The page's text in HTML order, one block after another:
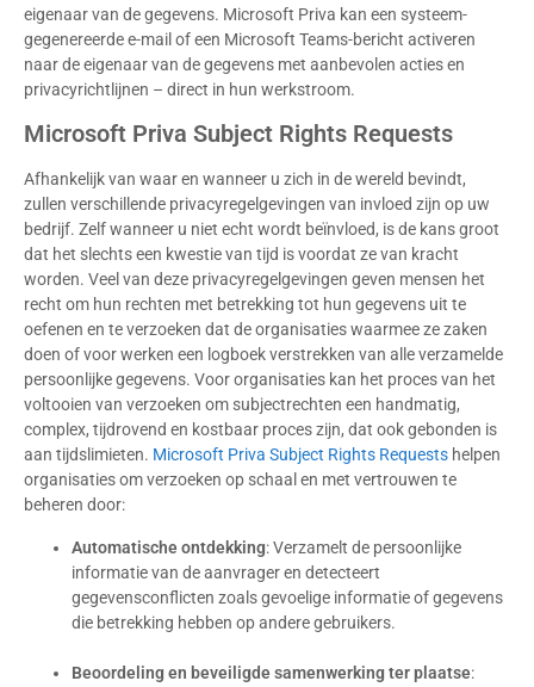
eigenaar van de gegevens. Microsoft Priva kan een systeem-
gegenereerde e-mail of een Microsoft Teams-bericht activeren
naar de eigenaar van de gegevens met aanbevolen acties en
privacyrichtlijnen – direct in hun werkstroom.
Microsoft Priva Subject Rights Requests
Afhankelijk van waar en wanneer u zich in de wereld bevindt,
zullen verschillende privacyregelgevingen van invloed zijn op uw
bedrijf. Zelf wanneer u niet echt wordt beïnvloed, is de kans groot
dat het slechts een kwestie van tijd is voordat ze van kracht
worden. Veel van deze privacyregelgevingen geven mensen het
recht om hun rechten met betrekking tot hun gegevens uit te
oefenen en te verzoeken dat de organisaties waarmee ze zaken
doen of voor werken een logboek verstrekken van alle verzamelde
persoonlijke gegevens. Voor organisaties kan het proces van het
voltooien van verzoeken om subjectrechten een handmatig,
complex, tijdrovend en kostbaar proces zijn, dat ook gebonden is
aan tijdslimieten. Microsoft Priva Subject Rights Requests helpen
organisaties om verzoeken op schaal en met vertrouwen te
beheren door:
Automatische ontdekking: Verzamelt de persoonlijke
informatie van de aanvrager en detecteert
gegevensconflicten zoals gevoelige informatie of gegevens
die betrekking hebben op andere gebruikers.
Beoordeling en beveiligde samenwerking ter plaatse: